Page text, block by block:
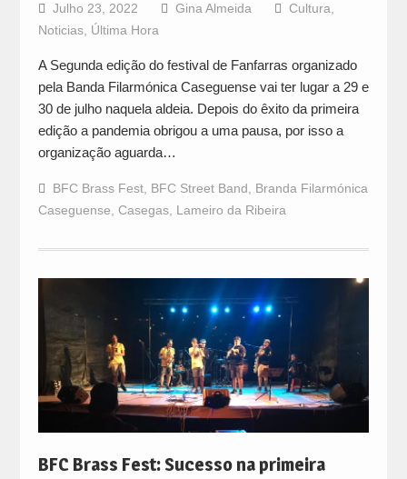
Julho 23, 2022 Gina Almeida Cultura,
Noticias, Última Hora
A Segunda edição do festival de Fanfarras organizado
pela Banda Filarmónica Caseguense vai ter lugar a 29 e
30 de julho naquela aldeia. Depois do êxito da primeira
edição a pandemia obrigou a uma pausa, por isso a
organização aguarda…
BFC Brass Fest, BFC Street Band, Branda Filarmónica
Caseguense, Casegas, Lameiro da Ribeira
BFC Brass Fest: Sucesso na primeira